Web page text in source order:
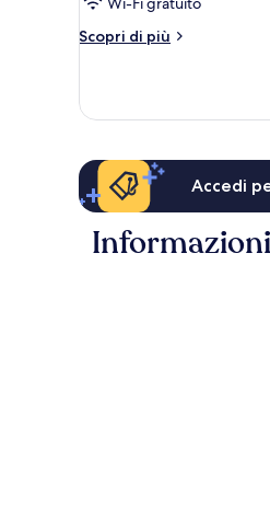
Scopri di più
Altri
Luxury
Accedi